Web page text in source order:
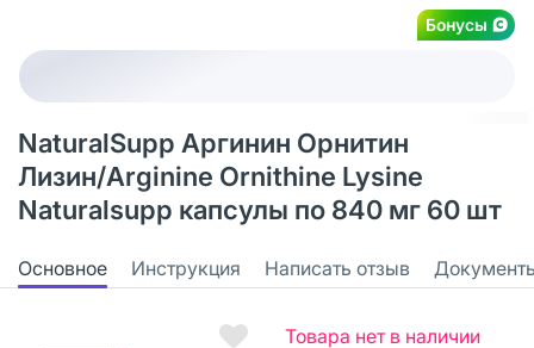
Бонусы
NaturalSupp Аргинин Орнитин
Лизин/Arginine Ornithine Lysine
Naturalsupp капсулы по 840 мг 60 шт
Основное Инструкция Написать отзыв
Товара нет в наличии